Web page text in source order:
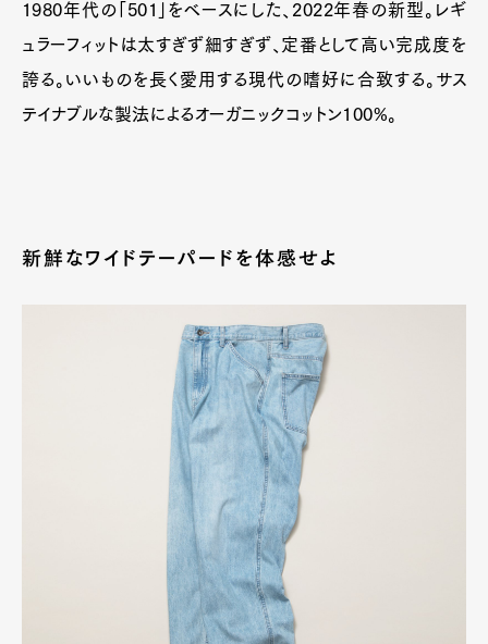
1980年代の「501」をベースにした、2022年春の新型。レギ
ュラーフィットは太すぎず細すぎず、定番として高い完成度を
誇る。いいものを長く愛用する現代の嗜好に合致する。サス
テイナブルな製法によるオーガニックコットン100%。
新鮮なワイドテーパードを体感せよ